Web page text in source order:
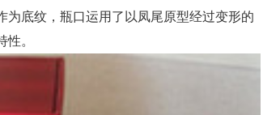
为底纹，瓶口运用了以凤尾原型经过变形的
。